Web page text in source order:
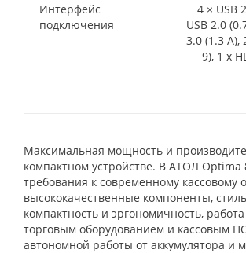
Интерфейс
подключения
4 × USB
USB 2.0
3.0 (1.3 А),
9), 1 x
Максимальная мощность и
компактном устройстве. В АТОЛ Optima
требования к современному кассовому
высококачественные компоненты,
компактность и эргономичность,
торговым оборудованием и кассовым
автономной работы от аккумулятора и